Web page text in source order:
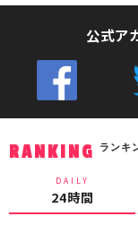
公式ア
RANKING ランキ
DAILY
24時間